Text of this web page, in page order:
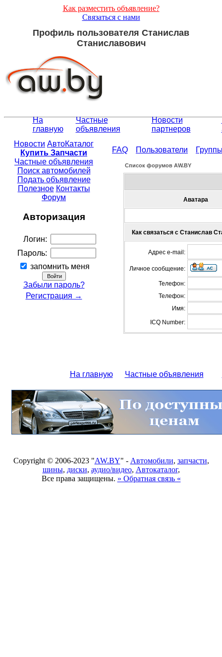
Как разместить объявление?
Связаться с нами
Профиль пользователя Станислав
Станиславович
На
главную
Частные
объявления
Новости
партнеров
Новости АвтоКаталог
Купить Запчасти
Частные объявления
Поиск автомобилей
Подать объявление
Полезное Контакты
Форум
Авторизация
Логин:
Пароль:
запомнить меня
Забыли пароль?
Регистрация →
FAQ Пользователи
Список форумов АW.BY
Аватара
Как связаться с Станислав
Адрес e-mail:
Личное сообщение:
Телефон:
Телефон:
Имя:
ICQ Number:
На главную Частные объявления
Copyright © 2006-2023 "AW.BY" - Автомобили, запчасти,
шины, диски, аудио/видео, Автокаталог,
Все права защищены. » Обратная связь «